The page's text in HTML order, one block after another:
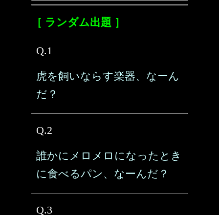
［ ランダム出題 ］
Q.1
虎を飼いならす楽器、なーん
だ？
Q.2
誰かにメロメロになったとき
に食べるパン、なーんだ？
Q.3